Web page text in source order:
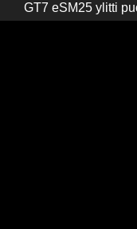
GT7 eSM25 ylitti